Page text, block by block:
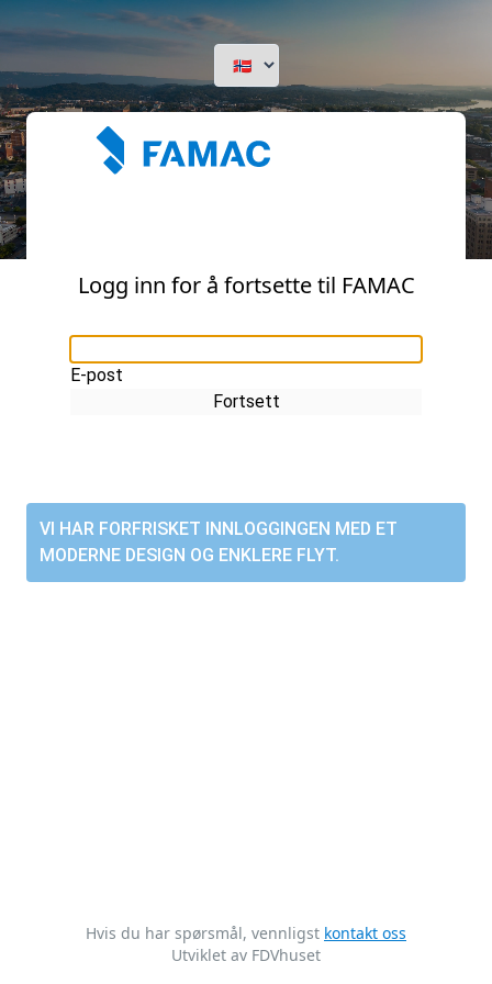
Logg inn for å fortsette til FAMAC
E-post
Fortsett
VI HAR FORFRISKET INNLOGGINGEN MED ET
MODERNE DESIGN OG ENKLERE FLYT.
Hvis du har spørsmål, vennligst kontakt oss
Utviklet av FDVhuset